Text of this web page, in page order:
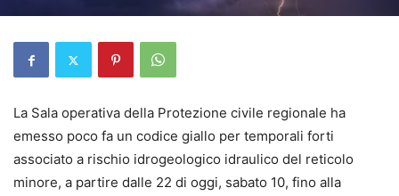
La Sala operativa della Protezione civile regionale ha
emesso poco fa un codice giallo per temporali forti
associato a rischio idrogeologico idraulico del reticolo
minore, a partire dalle 22 di oggi, sabato 10, fino alla